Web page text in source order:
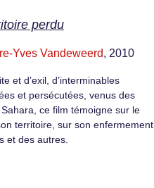
perdu
Yves Vandeweerd, 2010
et d’exil, d’interminables
et persécutées, venus des
ce film témoigne sur le
territoire, sur son enfermement
et des autres.